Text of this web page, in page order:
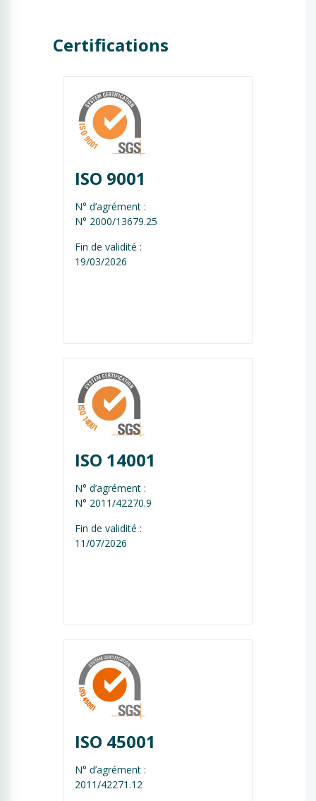
Certifications
ISO 9001
N° d’agrément :
N° 2000/13679.25
Fin de validité :
19/03/2026
ISO 14001
N° d’agrément :
N° 2011/42270.9
Fin de validité :
11/07/2026
ISO 45001
N° d’agrément :
2011/42271.12